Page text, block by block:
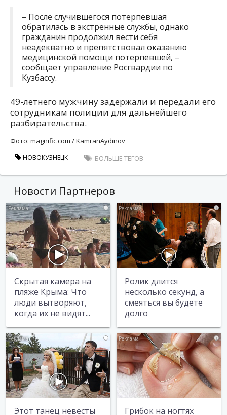
– После случившегося потерпевшая
обратилась в экстренные службы, однако
гражданин продолжил вести себя
неадекватно и препятствовал оказанию
медицинской помощи потерпевшей, –
сообщает управление Росгвардии по
Кузбассу.
49-летнего мужчину задержали и передали его
сотрудникам полиции для дальнейшего
разбирательства.
Фото: magnific.com / KamranAydinov
НОВОКУЗНЕЦК БОЛЬШЕ ТЕГОВ
Новости Партнеров
i
Скрытая камера на
пляже Крыма: Что
люди вытворяют,
когда их не видят...
i
Ролик длится
несколько секунд, а
смеяться вы будете
долго
i
Этот танец невесты
i
Грибок на ногтях